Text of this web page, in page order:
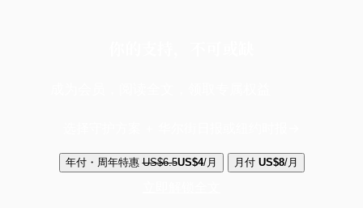
年付・周年特惠 US$6.5US$4/月 月付 US$8/月